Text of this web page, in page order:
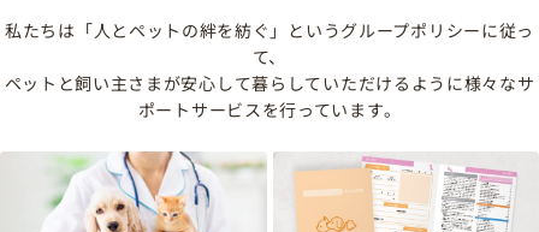
私たちは「人とペットの絆を紡ぐ」というグループポリシーに従っ
て、
ペットと飼い主さまが安心して暮らしていただけるように様々なサ
ポートサービスを行っています。